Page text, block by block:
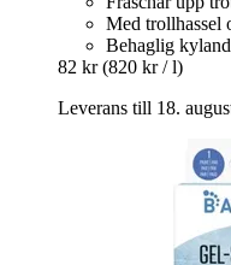
Med trollhassel
Behaglig
82 kr (820 kr / l)
Leverans till 18.